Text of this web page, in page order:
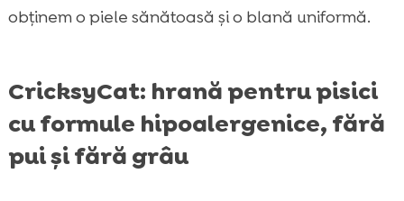
obținem o piele sănătoasă și o blană uniformă.
CricksyCat: hrană pentru pisici
cu formule hipoalergenice, fără
pui și fără grâu